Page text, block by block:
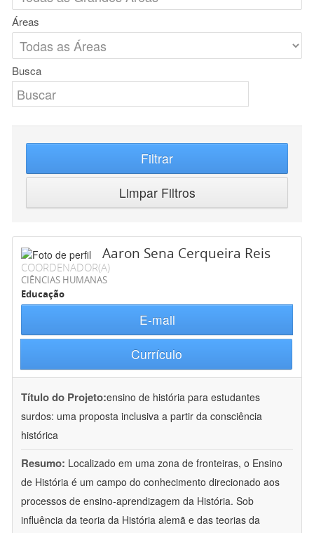
Áreas
Busca
Filtrar
Limpar Filtros
Aaron Sena Cerqueira Reis
COORDENADOR(A)
CIÊNCIAS HUMANAS
Educação
E-mail
Currículo
Título do Projeto:ensino de história para estudantes
surdos: uma proposta inclusiva a partir da consciência
histórica
Resumo: Localizado em uma zona de fronteiras, o Ensino
de História é um campo do conhecimento direcionado aos
processos de ensino-aprendizagem da História. Sob
influência da teoria da História alemã e das teorias da